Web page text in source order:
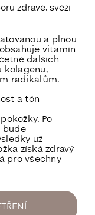
zdravé, svěží
a plnou
vitamín
dalších
kolagenu,
radikálům.
a tón
Po
bude
už
získázdravý
pro všechny